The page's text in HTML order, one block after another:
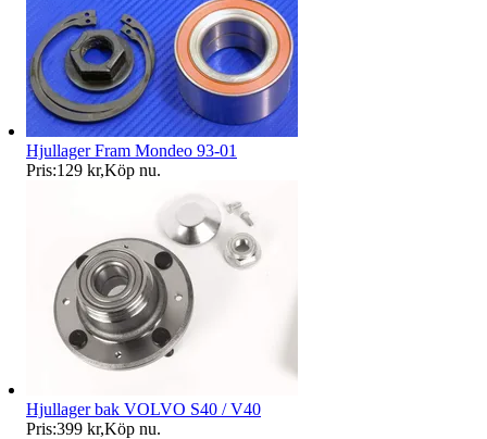
Hjullager Fram Mondeo 93-01
Pris:129 kr,Köp nu.
Hjullager bak VOLVO S40 / V40
Pris:399 kr,Köp nu.